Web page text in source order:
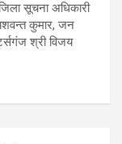
सूचना अधिकारी
कुमार, जन
श्री विजय